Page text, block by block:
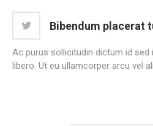
Bibendum placerat
Ac purus sollicitudin dictum id sed
libero. Ut eu ullamcorper arcu vel